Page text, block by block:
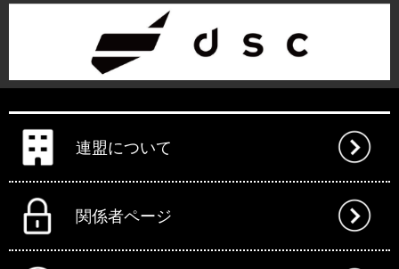
連盟について
関係者ページ